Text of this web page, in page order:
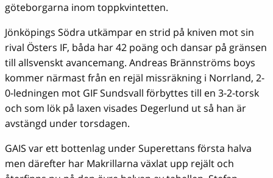
göteborgarna inom toppkvintetten.
Jönköpings Södra utkämpar en strid på kniven mot sin
rival Östers IF, båda har 42 poäng och dansar på gränsen
till allsvenskt avancemang. Andreas Brännströms boys
kommer närmast från en rejäl missräkning i Norrland, 2-
0-ledningen mot GIF Sundsvall förbyttes till en 3-2-torsk
och som lök på laxen visades Degerlund ut så han är
avstängd under torsdagen.
GAIS var ett bottenlag under Superettans första halva
men därefter har Makrillarna växlat upp rejält och